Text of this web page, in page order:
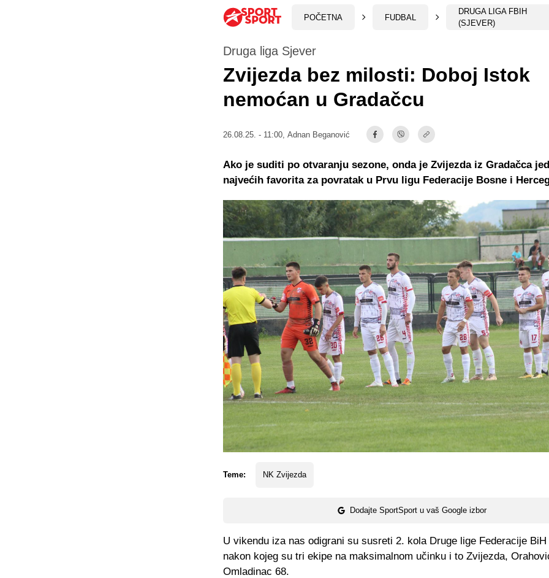
POČETNA FUDBAL
DRUGA LIGA FBIH
(SJEVER)
Druga liga Sjever
Zvijezda bez milosti: Doboj Istok
nemoćan u Gradačcu
26.08.25. - 11:00, Adnan Beganović
Teme: NK Zvijezda
Dodajte SportSport u vaš Google izbor
Ako je suditi po otvaranju sezone, onda je Zvijezda iz Gradačca
najvećih favorita za povratak u Prvu ligu Federacije Bosne i
U vikendu iza nas odigrani su susreti 2. kola Druge lige Federacije
nakon kojeg su tri ekipe na maksimalnom učinku i to Zvijezda,
Omladinac 68.